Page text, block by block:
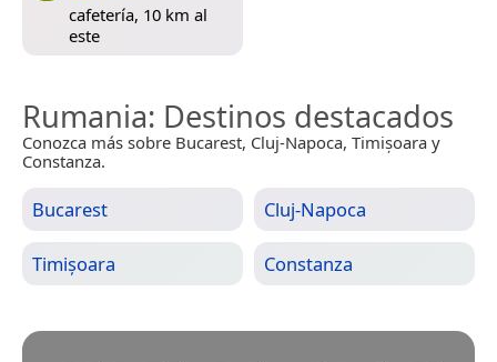
cafetería, 10 km al
este
Rumania: Destinos destacados
Conozca más sobre Bucarest, Cluj-Napoca, Timișoara y
Constanza.
Bucarest Cluj-Napoca
Timișoara Constanza